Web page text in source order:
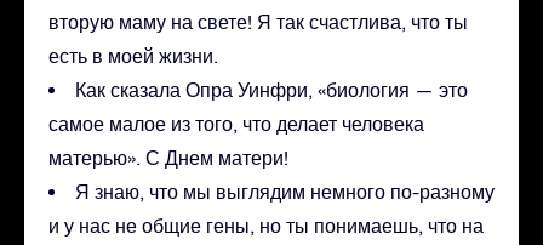
вторую маму на свете! Я так счастлива, что ты
есть в моей жизни.
Как сказала Опра Уинфри, «биология — это
самое малое из того, что делает человека
матерью». С Днем матери!
Я знаю, что мы выглядим немного по-разному
и у нас не общие гены, но ты понимаешь, что на